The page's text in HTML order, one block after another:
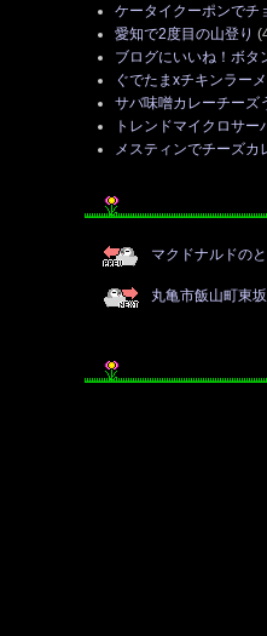
ケータイクーポンでチ
愛知で2度目の山登り
ブログにいいね！ボタ
ぐでたまxチキンラー
サバ味噌カレーチーズ
トレンドマイクロサ
メスティンでチーズカ
マクドナルドの
丸亀市飯山町東